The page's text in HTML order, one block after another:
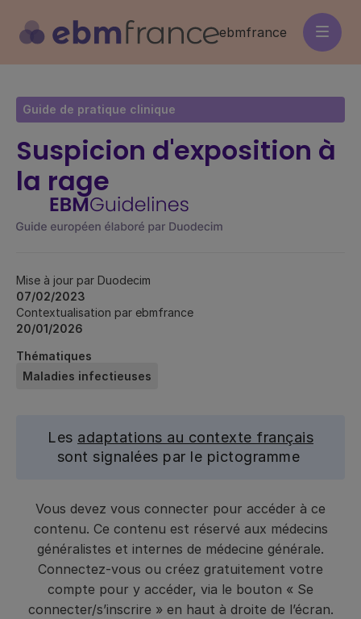
contenu
principal
ebmfrance
Guide de pratique clinique
Suspicion d'exposition à
la rage
Mise à jour par Duodecim
07/02/2023
Contextualisation par ebmfrance
20/01/2026
Thématiques
Maladies infectieuses
Les adaptations au contexte français
sont signalées par le pictogramme
Vous devez vous connecter pour accéder à ce
contenu. Ce contenu est réservé aux médecins
généralistes et internes de médecine générale.
Connectez-vous ou créez gratuitement votre
compte pour y accéder, via le bouton « Se
connecter/s’inscrire » en haut à droite de l’écran.